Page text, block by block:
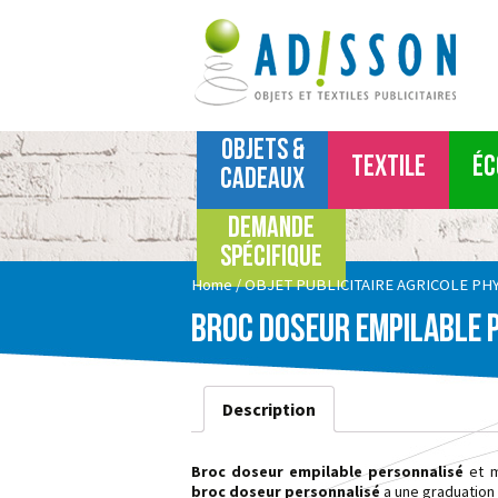
Objets &
Cadeaux
Articles de boisson
Écriture & stylo personnalisé
Goodies pour l’évènementiel
Maison et déco
Parapluies
Sacs et accessoires de voyage
Technologie et accessoires
Accessoires de bureau
TEXTILE
Textile Sport-et-Détente
Polos
Tee-shirts
Gilet et pulls
Chemises
Vêtements de travail
Casquettes, bonnets, chapeaux,
Demande
spécifique
Home/OBJET PUBLICITAIRE AGRICOLE
Broc doseur empilable
Description
Broc doseur empilable personnalisé et
broc doseur personnaliséa une graduation